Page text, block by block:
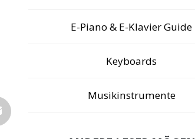
E-Piano & E-Klavier Guide
Keyboards
Musikinstrumente